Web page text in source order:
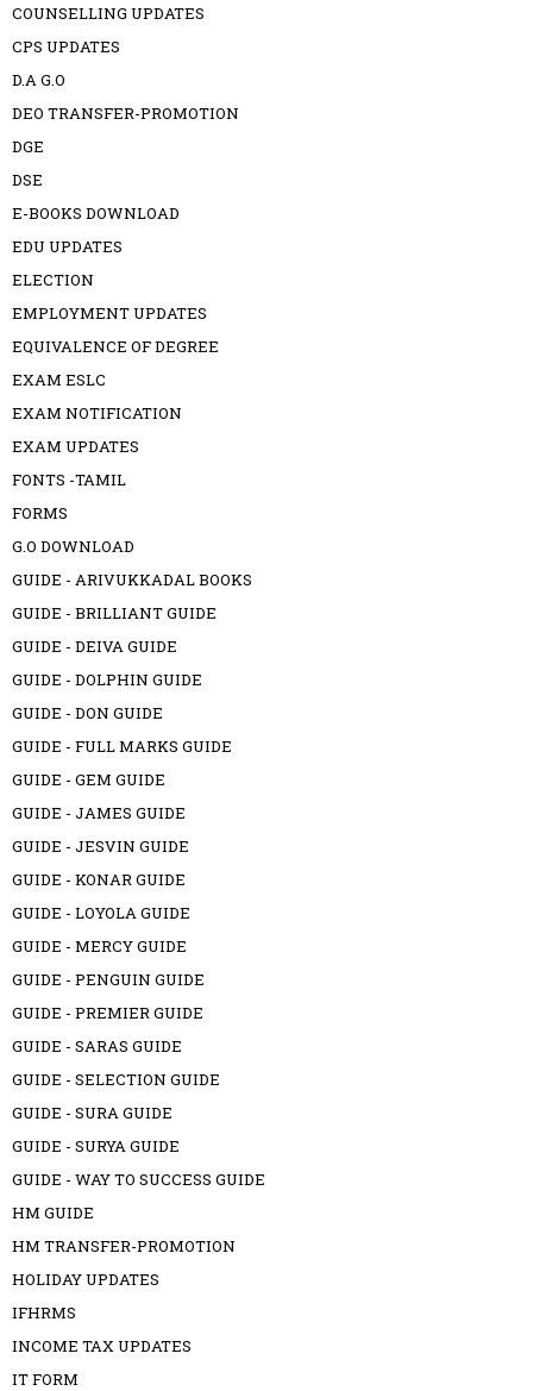
COUNSELLING UPDATES
CPS UPDATES
D.A G.O
DEO TRANSFER-PROMOTION
DGE
DSE
E-BOOKS DOWNLOAD
EDU UPDATES
ELECTION
EMPLOYMENT UPDATES
EQUIVALENCE OF DEGREE
EXAM ESLC
EXAM NOTIFICATION
EXAM UPDATES
FONTS -TAMIL
FORMS
G.O DOWNLOAD
GUIDE - ARIVUKKADAL BOOKS
GUIDE - BRILLIANT GUIDE
GUIDE - DEIVA GUIDE
GUIDE - DOLPHIN GUIDE
GUIDE - DON GUIDE
GUIDE - FULL MARKS GUIDE
GUIDE - GEM GUIDE
GUIDE - JAMES GUIDE
GUIDE - JESVIN GUIDE
GUIDE - KONAR GUIDE
GUIDE - LOYOLA GUIDE
GUIDE - MERCY GUIDE
GUIDE - PENGUIN GUIDE
GUIDE - PREMIER GUIDE
GUIDE - SARAS GUIDE
GUIDE - SELECTION GUIDE
GUIDE - SURA GUIDE
GUIDE - SURYA GUIDE
GUIDE - WAY TO SUCCESS GUIDE
HM GUIDE
HM TRANSFER-PROMOTION
HOLIDAY UPDATES
IFHRMS
INCOME TAX UPDATES
IT FORM